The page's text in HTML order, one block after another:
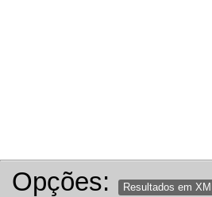
Opções: Resultados em XML